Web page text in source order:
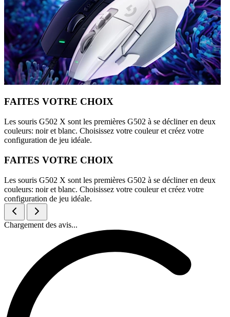
FAITES VOTRE CHOIX
Les souris G502 X sont les premières G502 à se décliner en deux
couleurs: noir et blanc. Choisissez votre couleur et créez votre
configuration de jeu idéale.
FAITES VOTRE CHOIX
Les souris G502 X sont les premières G502 à se décliner en deux
couleurs: noir et blanc. Choisissez votre couleur et créez votre
configuration de jeu idéale.
Chargement des avis...